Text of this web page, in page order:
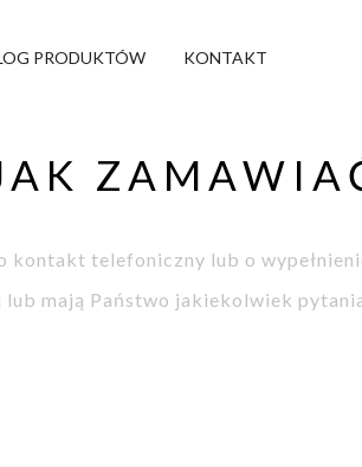
PRODUKTÓW KONTAKT
telefoniczny lub o
mają Państwo jakiekolwiek